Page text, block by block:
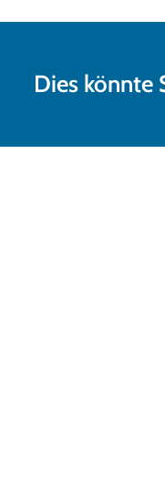
Dies könnte